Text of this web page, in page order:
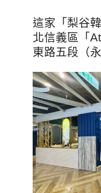
這家「梨谷
北信義區「
東路五段（